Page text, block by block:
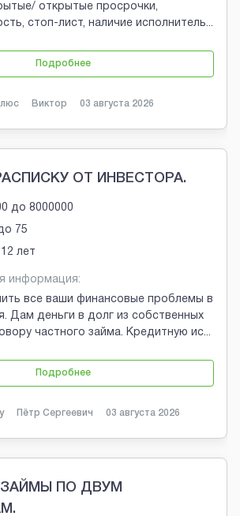
открытые просрочки,
стоп-лист, наличие исполнитель...
Подробнее
Виктор 03 августа 2026
ОТ ИНВЕСТОРА.
до 8000000
75
лет
информация:
все ваши финансовые проблемы в
Дам деньги в долг из собственных
частного займа. Кредитную ис...
Подробнее
Пётр Сергеевич 03 августа 2026
ПО ДВУМ